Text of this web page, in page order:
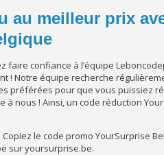
au meilleur prix
faire confiance à l’équipe
! Notre équipe recherche
préférées pour que vous puissiez
à nous ! Ainsi, un code réduction
Copiez le code promo YourSurprise
sur yoursurprise.be.